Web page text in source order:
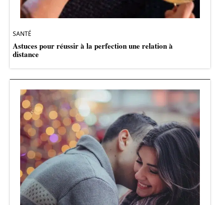
SANTÉ
Astuces pour réussir à la perfection une relation à
distance